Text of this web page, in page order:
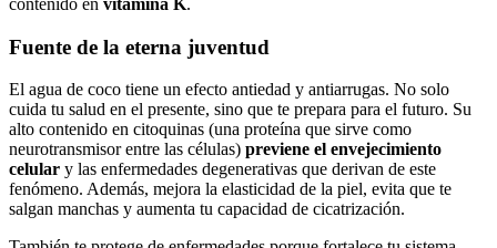
contenido en vitamina K.
Fuente de la eterna juventud
El agua de coco tiene un efecto antiedad y antiarrugas. No solo
cuida tu salud en el presente, sino que te prepara para el futuro. Su
alto contenido en citoquinas (una proteína que sirve como
neurotransmisor entre las células) previene el envejecimiento
celular y las enfermedades degenerativas que derivan de este
fenómeno. Además, mejora la elasticidad de la piel, evita que te
salgan manchas y aumenta tu capacidad de cicatrización.